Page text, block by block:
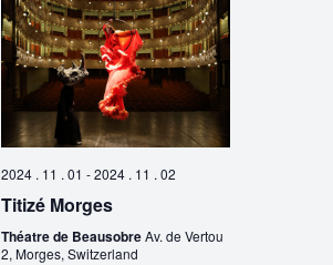
2024 . 11 . 01 -2024 . 11 . 02
Titizé Morges
Théatre de BeausobreAv. de Vertou
2, Morges, Switzerland